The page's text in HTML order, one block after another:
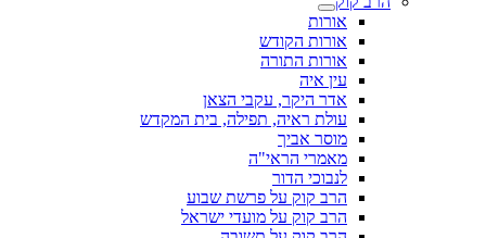
אורות
אורות הקודש
אורות התורה
עין איה
אדר היקר, עקבי הצאן
עולת ראיה, תפילה, בית המקדש
מוסר אביך
מאמרי הראי"ה
לנבוכי הדור
הרב קוק על פרשת שבוע
הרב קוק על מועדי ישראל